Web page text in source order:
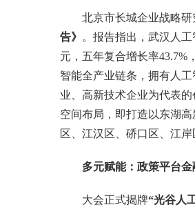
北京市长城企业战略
告》 。报告指出，武汉人
元，五年复合增长率43.7%
智能全产业链条，拥有人
业、高新技术企业为代表
空间布局，即打造以东湖
区、江汉区、硚口区、江
多元赋能：政策平台
大会正式揭牌“光谷人